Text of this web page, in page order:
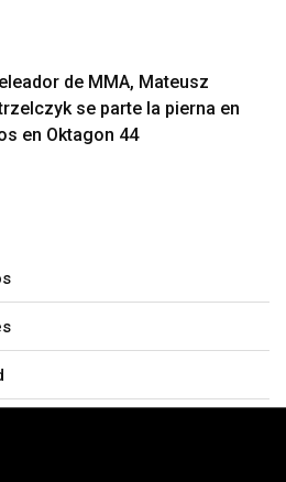
de MMA, Mateusz
se parte la pierna en
en Oktagon 44